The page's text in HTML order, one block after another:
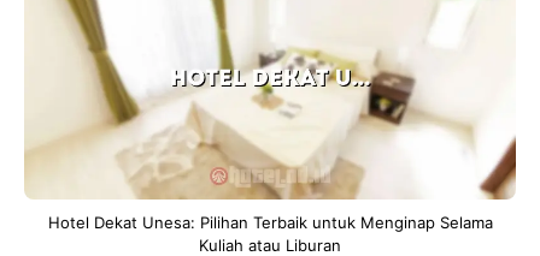
Hotel Dekat Unesa: Pilihan Terbaik untuk Menginap Selama
Kuliah atau Liburan